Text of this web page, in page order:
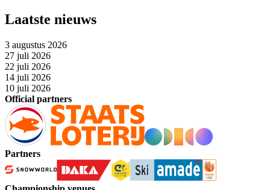
Laatste nieuws
3 augustus 2026
27 juli 2026
22 juli 2026
14 juli 2026
10 juli 2026
Official partners
Partners